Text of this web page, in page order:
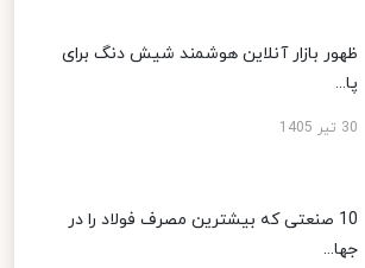
ظهور بازار آنلاین هوشمند شیش دنگ برای
پا...
30 تیر 1405
10 صنعتی که بیشترین مصرف فولاد را در
جها...